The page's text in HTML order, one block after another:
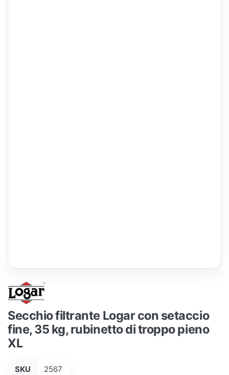
Secchio filtrante Logar con setaccio
fine, 35 kg, rubinetto di troppo pieno
XL
SKU 2567